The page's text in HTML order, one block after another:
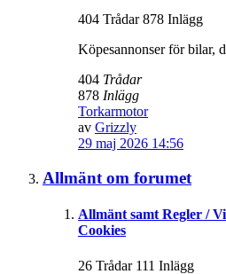
404 Trådar 878 Inlägg
Köpesannonser för bilar,
404 Trådar
878 Inlägg
Torkarmotor
av Grizzly
29 maj 2026 14:56
Allmänt om forumet
Allmänt samt Regler /
Cookies
26 Trådar 111 Inlägg